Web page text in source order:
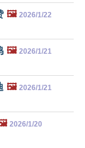
🖼️ 2026/1/22
🖼️ 2026/1/21
🖼️ 2026/1/21
2026/1/20